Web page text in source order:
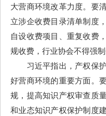
大营商环境改革力度。要
立涉企收费目录清单制度
自设收费项目、重复收费
规收费，行业协会不得强
习近平指出，产权保护
好营商环境的重要方面。
规，提高知识产权审查质
和业态知识产权保护制度